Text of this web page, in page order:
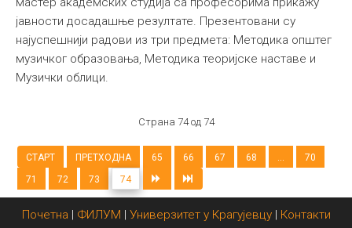
јавности досадашње резултате. Презентовани су
најуспешнији радови из три предмета: Методика општег
музичког образовања, Методика теоријске наставе и
Музички облици.
Страна 74 од 74
СТАРТ ПРЕТХОДНА 65 66 67 68 ...
70
71
72 73 74
Почетна | ФИЛУМ | Универзитет у Крагујевцу| Контакти